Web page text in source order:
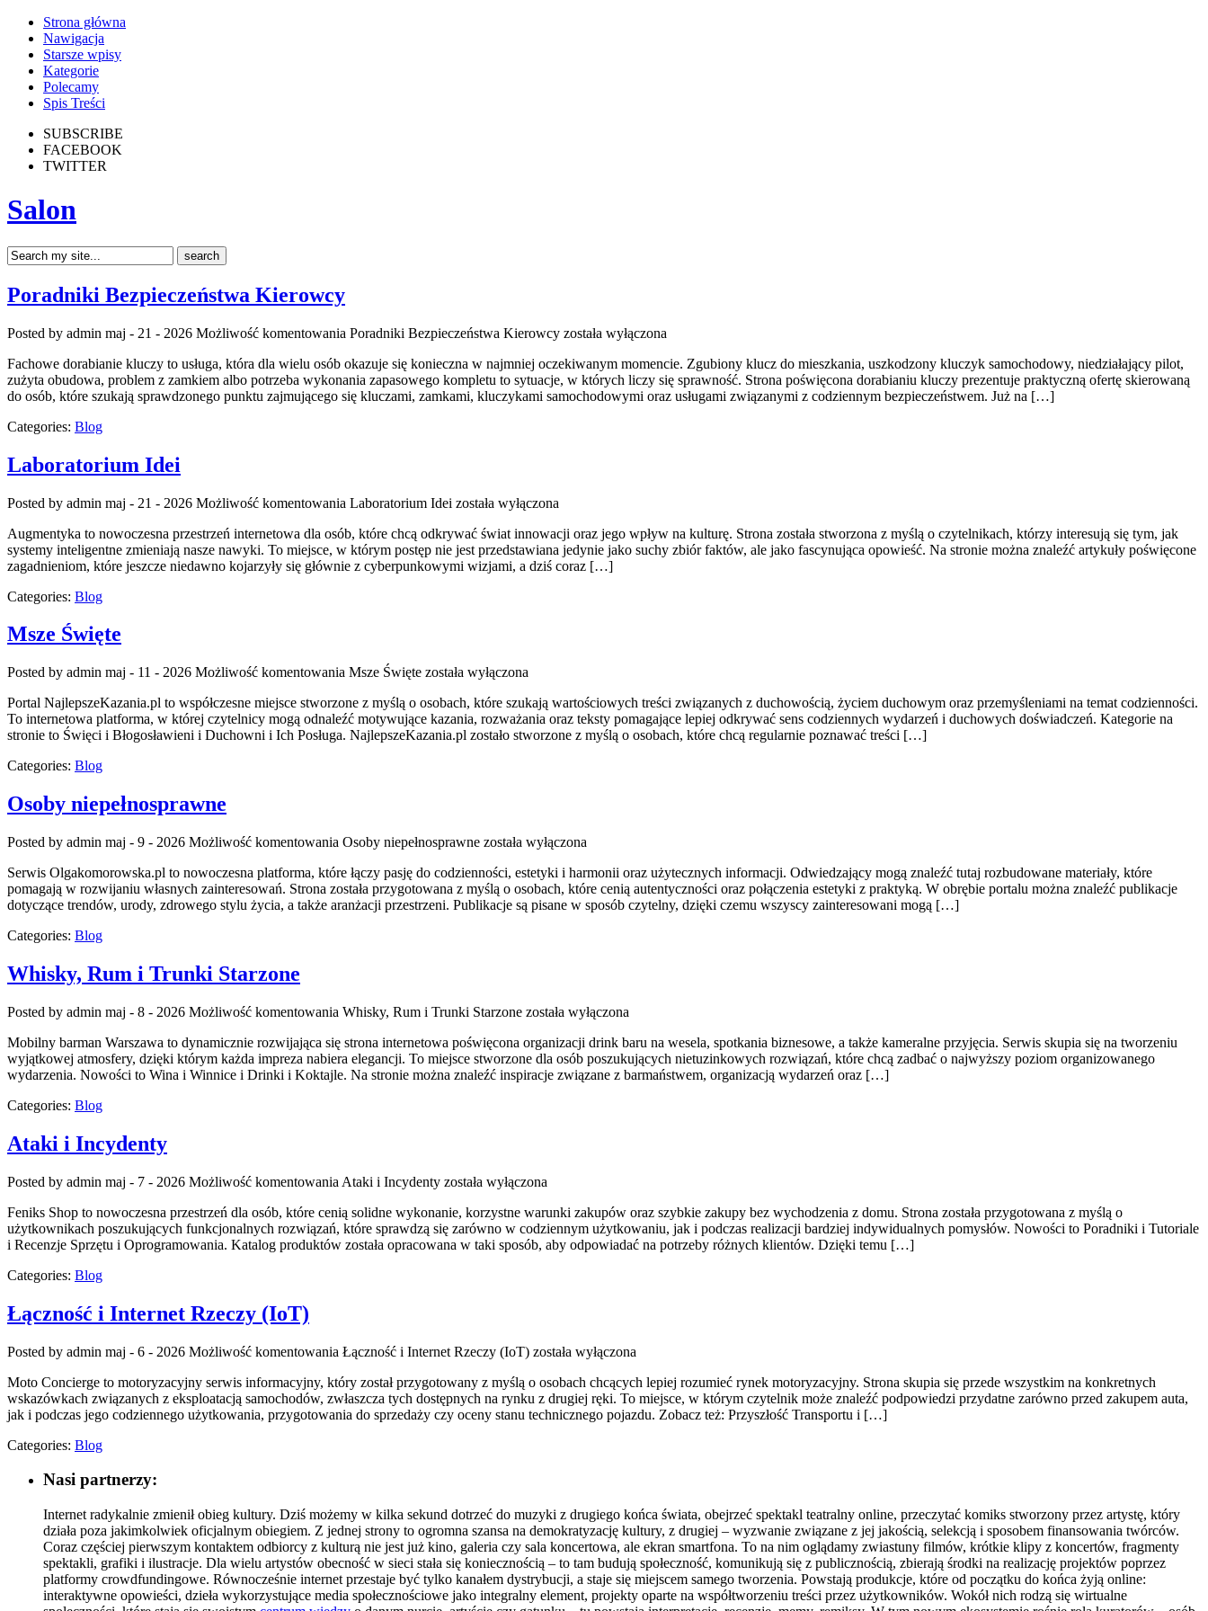
Strona główna
Nawigacja
Starsze wpisy
Kategorie
Polecamy
Spis Treści
SUBSCRIBE
FACEBOOK
TWITTER
Salon
Poradniki Bezpieczeństwa Kierowcy
Posted by admin maj - 21 - 2026 Możliwość komentowania Poradniki Bezpieczeństwa Kierowcy została wyłączona
Fachowe dorabianie kluczy to usługa, która dla wielu osób okazuje się konieczna w najmniej oczekiwanym momencie. Zgubiony klucz do mieszkania, uszkodzony kluczyk samochodowy, niedziałający pilot,
zużyta obudowa, problem z zamkiem albo potrzeba wykonania zapasowego kompletu to sytuacje, w których liczy się sprawność. Strona poświęcona dorabianiu kluczy prezentuje praktyczną ofertę skierowaną
do osób, które szukają sprawdzonego punktu zajmującego się kluczami, zamkami, kluczykami samochodowymi oraz usługami związanymi z codziennym bezpieczeństwem. Już na […]
Categories: Blog
Laboratorium Idei
Posted by admin maj - 21 - 2026 Możliwość komentowania Laboratorium Idei została wyłączona
Augmentyka to nowoczesna przestrzeń internetowa dla osób, które chcą odkrywać świat innowacji oraz jego wpływ na kulturę. Strona została stworzona z myślą o czytelnikach, którzy interesują się tym, jak
systemy inteligentne zmieniają nasze nawyki. To miejsce, w którym postęp nie jest przedstawiana jedynie jako suchy zbiór faktów, ale jako fascynująca opowieść. Na stronie można znaleźć artykuły poświęcone
zagadnieniom, które jeszcze niedawno kojarzyły się głównie z cyberpunkowymi wizjami, a dziś coraz […]
Categories: Blog
Msze Święte
Posted by admin maj - 11 - 2026 Możliwość komentowania Msze Święte została wyłączona
Portal NajlepszeKazania.pl to współczesne miejsce stworzone z myślą o osobach, które szukają wartościowych treści związanych z duchowością, życiem duchowym oraz przemyśleniami na temat codzienności.
To internetowa platforma, w której czytelnicy mogą odnaleźć motywujące kazania, rozważania oraz teksty pomagające lepiej odkrywać sens codziennych wydarzeń i duchowych doświadczeń. Kategorie na
stronie to Święci i Błogosławieni i Duchowni i Ich Posługa. NajlepszeKazania.pl zostało stworzone z myślą o osobach, które chcą regularnie poznawać treści […]
Categories: Blog
Osoby niepełnosprawne
Posted by admin maj - 9 - 2026 Możliwość komentowania Osoby niepełnosprawne została wyłączona
Serwis Olgakomorowska.pl to nowoczesna platforma, które łączy pasję do codzienności, estetyki i harmonii oraz użytecznych informacji. Odwiedzający mogą znaleźć tutaj rozbudowane materiały, które
pomagają w rozwijaniu własnych zainteresowań. Strona została przygotowana z myślą o osobach, które cenią autentyczności oraz połączenia estetyki z praktyką. W obrębie portalu można znaleźć publikacje
dotyczące trendów, urody, zdrowego stylu życia, a także aranżacji przestrzeni. Publikacje są pisane w sposób czytelny, dzięki czemu wszyscy zainteresowani mogą […]
Categories: Blog
Whisky, Rum i Trunki Starzone
Posted by admin maj - 8 - 2026 Możliwość komentowania Whisky, Rum i Trunki Starzone została wyłączona
Mobilny barman Warszawa to dynamicznie rozwijająca się strona internetowa poświęcona organizacji drink baru na wesela, spotkania biznesowe, a także kameralne przyjęcia. Serwis skupia się na tworzeniu
wyjątkowej atmosfery, dzięki którym każda impreza nabiera elegancji. To miejsce stworzone dla osób poszukujących nietuzinkowych rozwiązań, które chcą zadbać o najwyższy poziom organizowanego
wydarzenia. Nowości to Wina i Winnice i Drinki i Koktajle. Na stronie można znaleźć inspiracje związane z barmaństwem, organizacją wydarzeń oraz […]
Categories: Blog
Ataki i Incydenty
Posted by admin maj - 7 - 2026 Możliwość komentowania Ataki i Incydenty została wyłączona
Feniks Shop to nowoczesna przestrzeń dla osób, które cenią solidne wykonanie, korzystne warunki zakupów oraz szybkie zakupy bez wychodzenia z domu. Strona została przygotowana z myślą o
użytkownikach poszukujących funkcjonalnych rozwiązań, które sprawdzą się zarówno w codziennym użytkowaniu, jak i podczas realizacji bardziej indywidualnych pomysłów. Nowości to Poradniki i Tutoriale
i Recenzje Sprzętu i Oprogramowania. Katalog produktów została opracowana w taki sposób, aby odpowiadać na potrzeby różnych klientów. Dzięki temu […]
Categories: Blog
Łączność i Internet Rzeczy (IoT)
Posted by admin maj - 6 - 2026 Możliwość komentowania Łączność i Internet Rzeczy (IoT) została wyłączona
Moto Concierge to motoryzacyjny serwis informacyjny, który został przygotowany z myślą o osobach chcących lepiej rozumieć rynek motoryzacyjny. Strona skupia się przede wszystkim na konkretnych
wskazówkach związanych z eksploatacją samochodów, zwłaszcza tych dostępnych na rynku z drugiej ręki. To miejsce, w którym czytelnik może znaleźć podpowiedzi przydatne zarówno przed zakupem auta,
jak i podczas jego codziennego użytkowania, przygotowania do sprzedaży czy oceny stanu technicznego pojazdu. Zobacz też: Przyszłość Transportu i […]
Categories: Blog
Nasi partnerzy:
Internet radykalnie zmienił obieg kultury. Dziś możemy w kilka sekund dotrzeć do muzyki z drugiego końca świata, obejrzeć spektakl teatralny online, przeczytać komiks stworzony przez artystę, który
działa poza jakimkolwiek oficjalnym obiegiem. Z jednej strony to ogromna szansa na demokratyzację kultury, z drugiej – wyzwanie związane z jej jakością, selekcją i sposobem finansowania twórców.
Coraz częściej pierwszym kontaktem odbiorcy z kulturą nie jest już kino, galeria czy sala koncertowa, ale ekran smartfona. To na nim oglądamy zwiastuny filmów, krótkie klipy z koncertów, fragmenty
spektakli, grafiki i ilustracje. Dla wielu artystów obecność w sieci stała się koniecznością – to tam budują społeczność, komunikują się z publicznością, zbierają środki na realizację projektów poprzez
platformy crowdfundingowe. Równocześnie internet przestaje być tylko kanałem dystrybucji, a staje się miejscem samego tworzenia. Powstają produkcje, które od początku do końca żyją online:
interaktywne opowieści, dzieła wykorzystujące media społecznościowe jako integralny element, projekty oparte na współtworzeniu treści przez użytkowników. Wokół nich rodzą się wirtualne